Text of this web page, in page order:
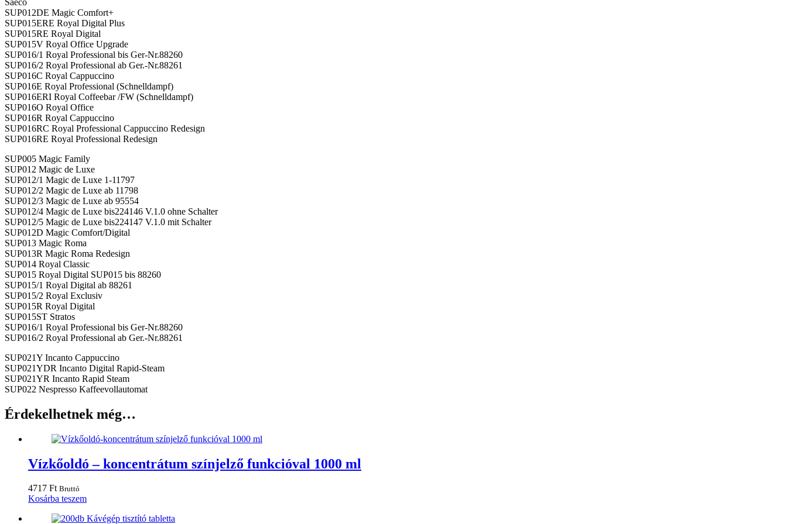
SUP012DE Magic Comfort+
SUP015ERE Royal Digital Plus
SUP015RE Royal Digital
SUP015V Royal Office Upgrade
SUP016/1 Royal Professional bis Ger-Nr.88260
SUP016/2 Royal Professional ab Ger.-Nr.88261
SUP016C Royal Cappuccino
SUP016E Royal Professional (Schnelldampf)
SUP016ERI Royal Coffeebar /FW (Schnelldampf)
SUP016O Royal Office
SUP016R Royal Cappuccino
SUP016RC Royal Professional Cappuccino Redesign
SUP016RE Royal Professional Redesign
SUP005 Magic Family
SUP012 Magic de Luxe
SUP012/1 Magic de Luxe 1-11797
SUP012/2 Magic de Luxe ab 11798
SUP012/3 Magic de Luxe ab 95554
SUP012/4 Magic de Luxe bis224146 V.1.0 ohne Schalter
SUP012/5 Magic de Luxe bis224147 V.1.0 mit Schalter
SUP012D Magic Comfort/Digital
SUP013 Magic Roma
SUP013R Magic Roma Redesign
SUP014 Royal Classic
SUP015 Royal Digital SUP015 bis 88260
SUP015/1 Royal Digital ab 88261
SUP015/2 Royal Exclusiv
SUP015R Royal Digital
SUP015ST Stratos
SUP016/1 Royal Professional bis Ger-Nr.88260
SUP016/2 Royal Professional ab Ger.-Nr.88261
SUP021Y Incanto Cappuccino
SUP021YDR Incanto Digital Rapid-Steam
SUP021YR Incanto Rapid Steam
SUP022 Nespresso Kaffeevollautomat
Érdekelhetnek még…
Vízkőoldó – koncentrátum színjelző funkcióval 1000 ml
4717 Ft Bruttó
Kosárba teszem